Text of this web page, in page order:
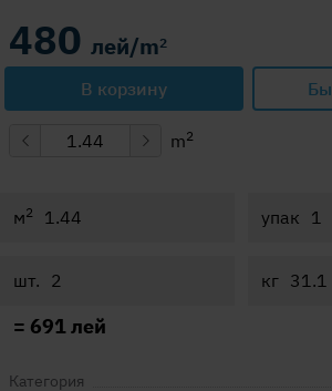
480 лей/m2
В корзину
m2
м2 упак
шт. кг
= 691лей
Категория